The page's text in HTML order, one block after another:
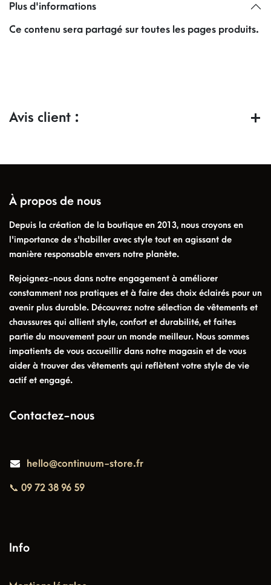
Plus d'informations
Ce contenu sera partagé sur toutes les pages produits.
Avis client :
À propos de nous
Depuis la création de la boutique en 2013, nous croyons en
l'importance de s'habiller avec style tout en agissant de
manière responsable envers notre planète.
Rejoignez-nous dans notre engagement à améliorer
constamment nos pratiques et à faire des choix éclairés pour un
avenir plus durable. Découvrez notre sélection de vêtements et
chaussures qui allient style, confort et durabilité, et faites
partie du mouvement pour un monde meilleur. Nous sommes
impatients de vous accueillir dans notre magasin et de vous
aider à trouver des vêtements qui reflètent votre style de vie
actif et engagé.
Contactez-nous
hello@continuum-store.fr
📞 09 72 38 96 59
Info